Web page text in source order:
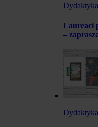
Dydaktyka
Laureaci
–
Dydaktyka